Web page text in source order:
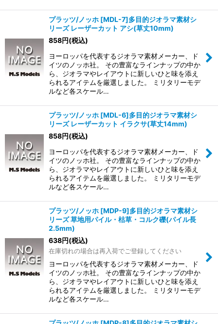
プラッツ/ノッホ [MDL-7]多目的ジオラマ素材シ
リーズ レーザーカット アシ(草丈10mm)
858円(税込)
ヨーロッパを代表するジオラマ素材メーカー、ド
イツのノッホ社。 その豊富なラインナップの中か
ら、ジオラマやレイアウトに新しいひと味を添え
られるアイテムを厳選しました。 ミリタリーモデ
ルなど各スケール…
プラッツ/ノッホ [MDL-6]多目的ジオラマ素材シ
リーズ レーザーカット イラクサ(草丈14mm)
858円(税込)
ヨーロッパを代表するジオラマ素材メーカー、ド
イツのノッホ社。 その豊富なラインナップの中か
ら、ジオラマやレイアウトに新しいひと味を添え
られるアイテムを厳選しました。 ミリタリーモデ
ルなど各スケール…
プラッツ/ノッホ [MDP-9]多目的ジオラマ素材シ
リーズ 草地用パイル・枯草・コルク礫(パイル長
2.5mm)
638円(税込)
在庫切れの場合は再入荷でご登録してください
ヨーロッパを代表するジオラマ素材メーカー、ド
イツのノッホ社。 その豊富なラインナップの中か
ら、ジオラマやレイアウトに新しいひと味を添え
られるアイテムを厳選しました。 ミリタリーモデ
ルなど各スケール…